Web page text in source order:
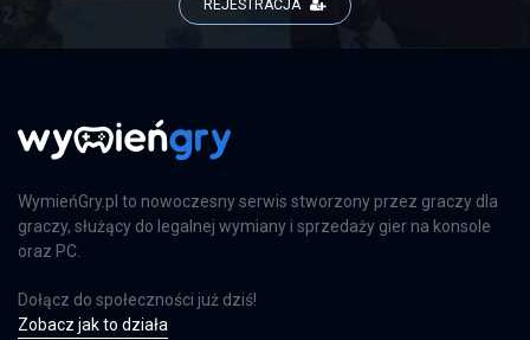
REJESTRACJA
WymieńGry.pl to nowoczesny serwis stworzony przez graczy dla
graczy, służący do legalnej wymiany i sprzedaży gier na konsole
oraz PC.
Dołącz do społeczności już dziś!
Zobacz jak to działa